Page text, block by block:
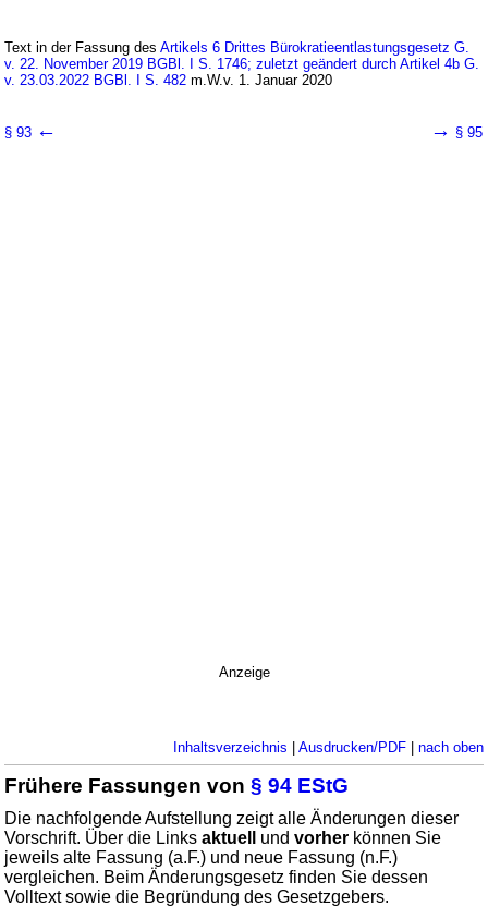
Text in der Fassung desArtikels 6 Drittes Bürokratieentlastungsgesetz G.
v. 22. November 2019 BGBl. I S. 1746; zuletzt geändert durch Artikel 4b G.
v. 23.03.2022 BGBl. I S. 482 m.W.v. 1. Januar 2020
§ 93 ← → § 95
Anzeige
Inhaltsverzeichnis | Ausdrucken/PDF| nach oben
Frühere Fassungen von§ 94 EStG
Die nachfolgende Aufstellung zeigt alle Änderungen dieser
Vorschrift. Über die Linksaktuell undvorher können Sie
jeweils alte Fassung (a.F.) und neue Fassung (n.F.)
vergleichen. Beim Änderungsgesetz finden Sie dessen
Volltext sowie die Begründung des Gesetzgebers.